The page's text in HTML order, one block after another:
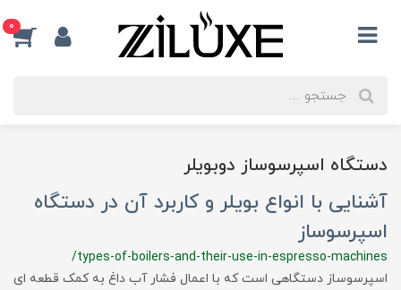
0
دستگاه اسپرسوساز دوبویلر
آشنایی با انواع بویلر و کاربرد آن در دستگاه
اسپرسوساز
/types-of-boilers-and-their-use-in-espresso-machines
اسپرسوساز دستگاهی است که با اعمال فشار آب داغ به کمک قطعه ای